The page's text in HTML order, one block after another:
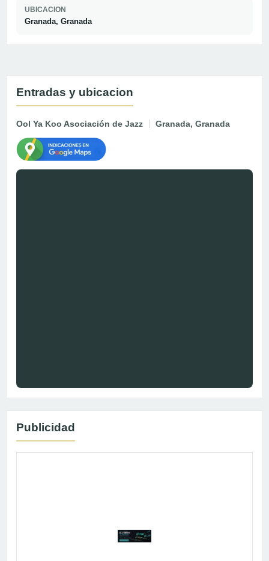
UBICACION
Granada, Granada
Entradas y ubicacion
Ool Ya Koo Asociación de Jazz Granada, Granada
Publicidad
Publicidad